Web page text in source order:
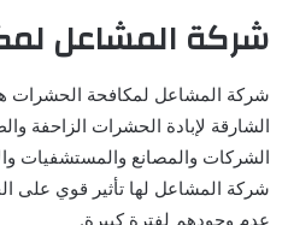
شركة المشاعل
شركة المشاعل لمكافحة الحشرات
الشارقة لإبادة الحشرات الزاحفة
الشركات والمصانع والمستشفيات
شركة المشاعل لها تأثير قوي
عدم وجودهم لفترة كبيرة.